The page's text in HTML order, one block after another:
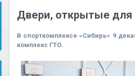
Двери, открытые для
В спорткомплексе «Сибирь» 9
комплекс ГТО.